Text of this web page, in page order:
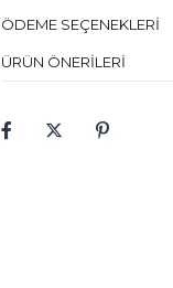
Beden
Kumaş Karışımı
ÖDEME SEÇENEKLERI
ÜRÜN ÖNERILERI